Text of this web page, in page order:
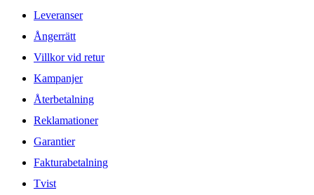
Leveranser
Ångerrätt
Villkor vid retur
Kampanjer
Återbetalning
Reklamationer
Garantier
Fakturabetalning
Tvist